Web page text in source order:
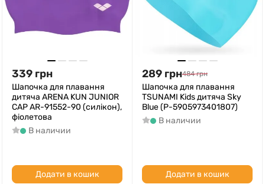
339 грн
Шапочка для плавання
дитяча ARENA KUN JUNIOR
CAP AR-91552-90 (силікон),
фіолетова
В наличии
Додати в кошик
289 грн484 грн
Шапочка для плавання
TSUNAMI Kids дитяча Sky
Blue (P-5905973401807)
В наличии
Додати в кошик